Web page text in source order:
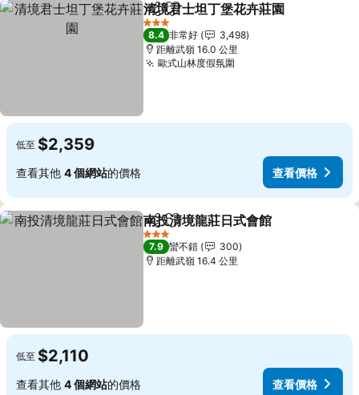
分享 加入我的最愛
清境君士坦丁堡花卉莊園
3 星級
8.4 非常好
3,498
距離武嶺 16.0 公里
歐式山林度假氛圍
低至 $2,359
查看其他 4 個網站的價格 查看價格
分享 加入我的最愛
南投清境龍莊日式會館
3 星級
7.9 蠻不錯
300
距離武嶺 16.4 公里
低至 $2,110
查看其他 4 個網站的價格 查看價格